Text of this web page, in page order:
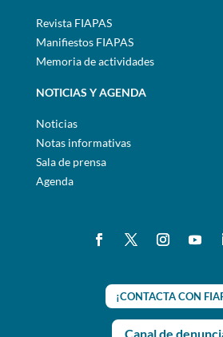
Revista FIAPAS
Manifiestos FIAPAS
Memoria de actividades
NOTICIAS Y AGENDA
Noticias
Notas informativas
Sala de prensa
Agenda
¡CONTACTA CON
Canal de